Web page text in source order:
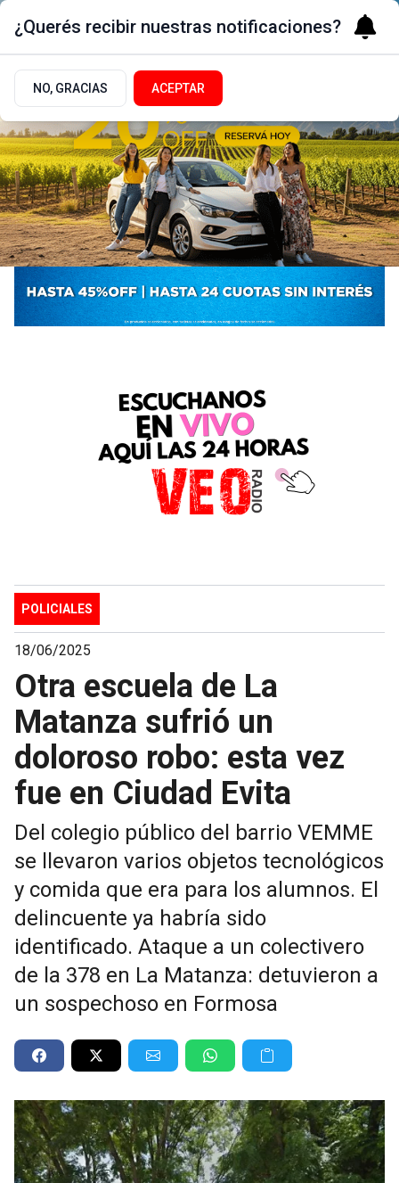
POLICIALES
18/06/2025
Otra escuela de La
Matanza sufrió un
doloroso robo: esta vez
fue en Ciudad Evita
Del colegio público del barrio VEMME
se llevaron varios objetos tecnológicos
y comida que era para los alumnos. El
delincuente ya habría sido
identificado. Ataque a un colectivero
de la 378 en La Matanza: detuvieron a
un sospechoso en Formosa
¿Querés recibir nuestras notificaciones?
NO, GRACIAS ACEPTAR